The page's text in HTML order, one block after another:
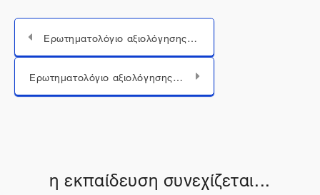
Ερωτηματολόγιο αξιολόγησης 5oυ Webinar Hack the Map: Φανταστικοί Κόσμοι
Μεταπήδηση σε...
Ερωτηματολόγιο αξιολόγησης 4oυ Webinar Hack the Map: Φανταστικοί Κόσμοι
η εκπαίδευση συνεχίζεται...